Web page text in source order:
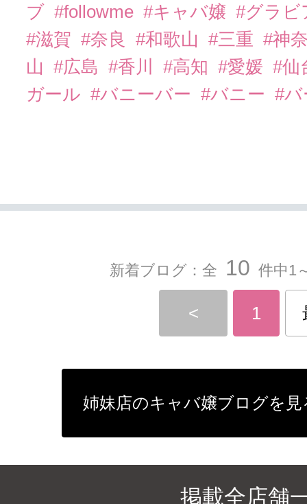
ブ #followme #キャバ嬢 #グラ
#滋賀 #奈良 #和歌山 #三重 #神
山
#広島 #香川 #高知 #愛媛 #仙
ガール #バニーバー #バニー #
新着ブログ：全 10 件中1
< 1
姉妹店のキャバ嬢ブログを見
掲載全店舗